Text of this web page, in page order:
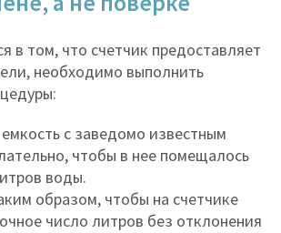
в том, что счетчик предоставляет
необходимо выполнить
с заведомо известным
чтобы в нее помещалось
воды.
образом, чтобы на счетчике
число литров без отклонения